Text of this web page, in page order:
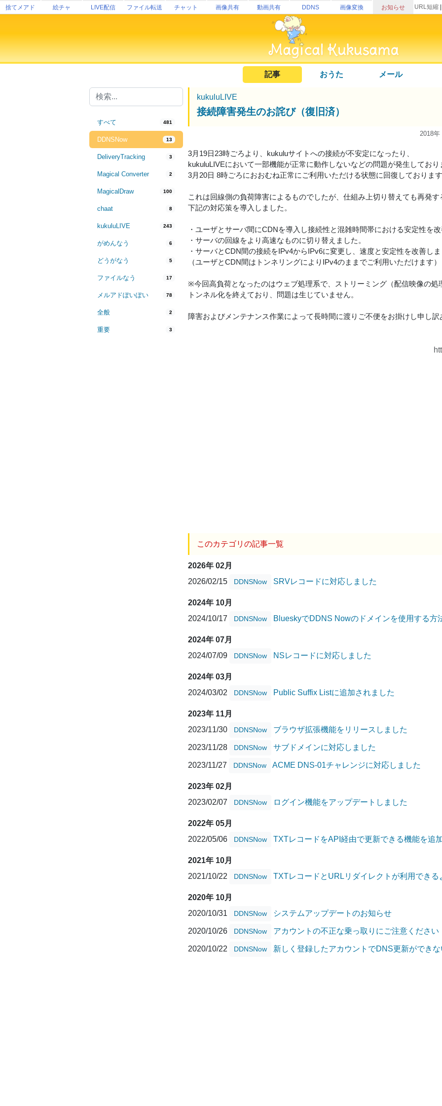
捨てメアド 絵チャ LIVE配信 ファイル転送 チャット 画像共有 動画共有 DDNS 画像変換 お知らせ URL短縮
記事 おうた メール
すべて 481
DDNSNow 13
DeliveryTracking 3
Magical Converter 2
MagicalDraw 100
chaat 8
kukuluLIVE 243
がめんなう 6
どうがなう 5
ファイルなう 17
メルアドぽいぽい 78
全般 2
重要 3
kukuluLIVE
接続障害発生のお詫び（復旧済）
2018年
3月19日23時ごろより、kukuluサイトへの接続が不安定になったり、
kukuluLIVEにおいて一部機能が正常に動作しないなどの問題が発生しており
3月20日 8時ごろにおおむね正常にご利用いただける状態に回復しておりま
これは回線側の負荷障害によるものでしたが、仕組み上切り替えても再発
下記の対応策を導入しました。
・ユーザとサーバ間にCDNを導入し接続性と混雑時間帯における安定性を
・サーバの回線をより高速なものに切り替えました。
・サーバとCDN間の接続をIPv4からIPv6に変更し、速度と安定性を改善し
（ユーザとCDN間はトンネリングによりIPv4のままでご利用いただけます）
※今回高負荷となったのはウェブ処理系で、ストリーミング（配信映像の
トンネル化を終えており、問題は生じていません。
障害およびメンテナンス作業によって長時間に渡りご不便をお掛けし申し
このカテゴリの記事一覧
2026年 02月
2026/02/15
DDNSNow SRVレコードに対応しました
2024年 10月
2024/10/17
DDNSNow BlueskyでDDNS Nowのドメインを使用する方
2024年 07月
2024/07/09
DDNSNow NSレコードに対応しました
2024年 03月
2024/03/02
DDNSNow Public Suffix Listに追加されました
2023年 11月
2023/11/30
DDNSNow ブラウザ拡張機能をリリースしました
2023/11/28 DDNSNow サブドメインに対応しました
2023/11/27 DDNSNow ACME DNS-01チャレンジに対応しました
2023年 02月
2023/02/07
DDNSNow ログイン機能をアップデートしました
2022年 05月
2022/05/06
DDNSNow TXTレコードをAPI経由で更新できる機能を追
2021年 10月
2021/10/22
DDNSNow TXTレコードとURLリダイレクトが利用できる
2020年 10月
2020/10/31
DDNSNow システムアップデートのお知らせ
2020/10/26 DDNSNow アカウントの不正な乗っ取りにご注意ください
2020/10/22 DDNSNow 新しく登録したアカウントでDNS更新ができ